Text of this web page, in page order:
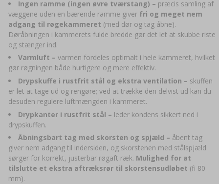
Ingen ramme (ingen øvre tværstang) – præcis samling af
væggene uden en bærende ramme giver fri og meget nem
adgang til røgekammeret (med dør og tag åbne).
Døråbningen i kammerets fulde bredde gør det let at skubbe riste
og stænger ind.
Varmluft – varmen fordeles optimalt i hele kammeret, hvilket
gør røgningen både hurtigere og mere effektiv.
Drypskuffe i rustfrit stål og ekstra ventilation – skuffen
er let at tage ud og rengøre; ved at trække den delvist ud kan du
desuden regulere luftmængden i kammeret.
Drypkanter i rustfrit stål – leder kondens sikkert ned i
drypskuffen.
Åbningsbart tag med skorsten og spjæld – åbent tag
giver nem adgang til indersiden, og skorstenen med stålspjæld
sørger for korrekt, justerbar røgaft ræk. Mulighed for at
tilslutte et ekstra aftræksrør til skorstensudløbet (fi 80
mm).